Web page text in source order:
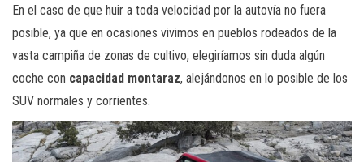
En el caso de que huir a toda velocidad por la autovía no fuera
posible, ya que en ocasiones vivimos en pueblos rodeados de la
vasta campiña de zonas de cultivo, elegiríamos sin duda algún
coche con capacidad montaraz, alejándonos en lo posible de los
SUV normales y corrientes.